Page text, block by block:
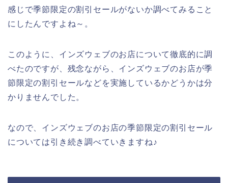
感じで季節限定の割引セールがないか調べてみること
にしたんですよね～。
このように、インズウェブのお店について徹底的に調
べたのですが、残念ながら、インズウェブのお店が季
節限定の割引セールなどを実施しているかどうかは分
かりませんでした。
なので、インズウェブのお店の季節限定の割引セール
については引き続き調べていきますね♪